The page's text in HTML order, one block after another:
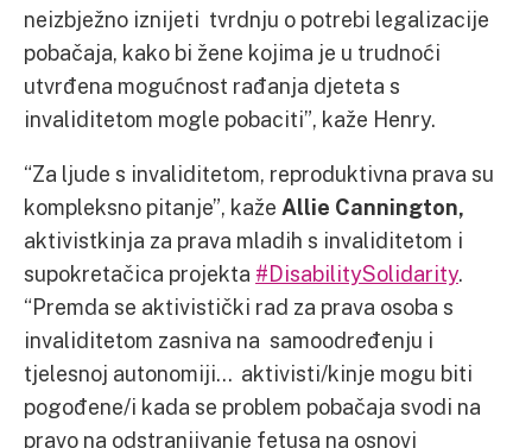
neizbježno iznijeti tvrdnju o potrebi legalizacije
pobačaja, kako bi žene kojima je u trudnoći
utvrđena mogućnost rađanja djeteta s
invaliditetom mogle pobaciti”, kaže Henry.
“Za ljude s invaliditetom, reproduktivna prava su
kompleksno pitanje”, kaže Allie Cannington,
aktivistkinja za prava mladih s invaliditetom i
supokretačica projekta #DisabilitySolidarity.
“Premda se aktivistički rad za prava osoba s
invaliditetom zasniva na samoodređenju i
tjelesnoj autonomiji… aktivisti/kinje mogu biti
pogođene/i kada se problem pobačaja svodi na
pravo na odstranjivanje fetusa na osnovi